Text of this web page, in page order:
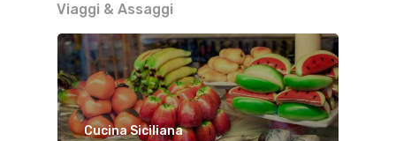
Viaggi & Assaggi
Cucina Siciliana